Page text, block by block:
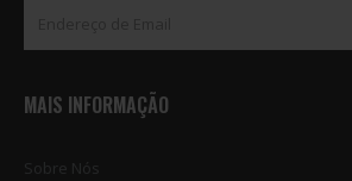
MAIS INFORMAÇÃO
Sobre Nós